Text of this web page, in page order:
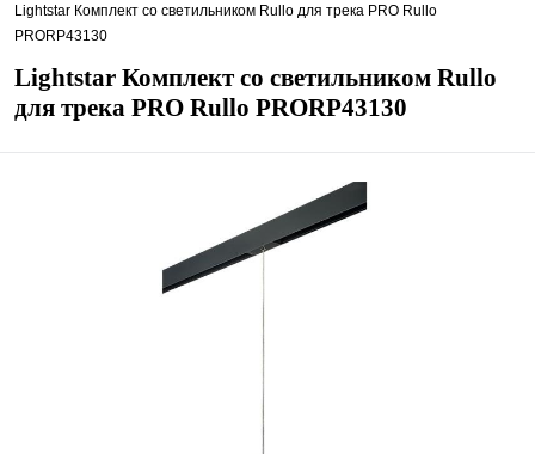
Lightstar Комплект со светильником Rullo для трека PRO Rullo
PRORP43130
Lightstar Комплект со светильником Rullo
для трека PRO Rullo PRORP43130